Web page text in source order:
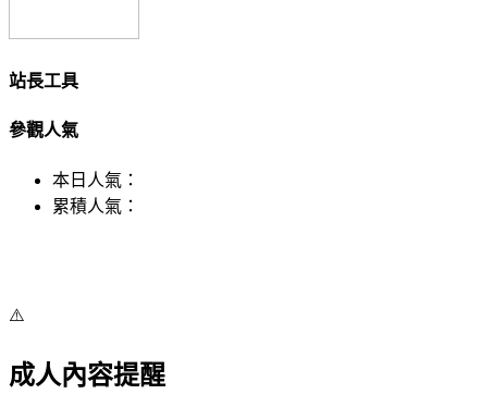
站長工具
參觀人氣
本日人氣：
累積人氣：
⚠️
成人內容提醒